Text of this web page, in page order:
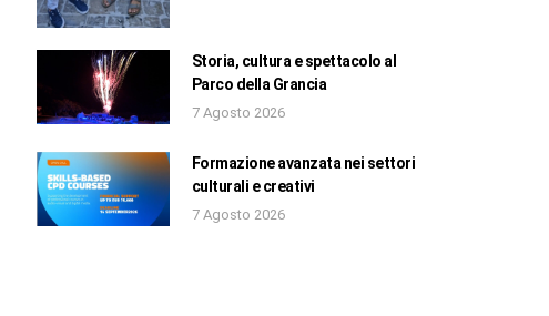
Storia, cultura e spettacolo al
Parco della Grancia
7 Agosto 2026
Formazione avanzata nei settori
culturali e creativi
7 Agosto 2026